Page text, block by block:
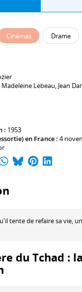
Cinémas Drame
Madeleine Lebeau, Jean
: 1953
en France : 4
tente de refaire sa vie,
du Tchad : la